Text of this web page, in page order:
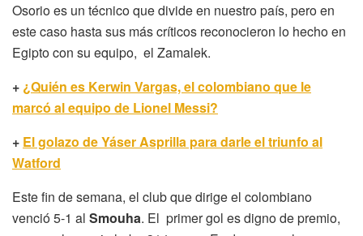
Osorio es un técnico que divide en nuestro país, pero en
este caso hasta sus más críticos reconocieron lo hecho en
Egipto con su equipo, el Zamalek.
+ ¿Quién es Kerwin Vargas, el colombiano que le
marcó al equipo de Lionel Messi?
+ El golazo de Yáser Asprilla para darle el triunfo al
Watford
Este fin de semana, el club que dirige el colombiano
venció 5-1 al Smouha. El primer gol es digno de premio,